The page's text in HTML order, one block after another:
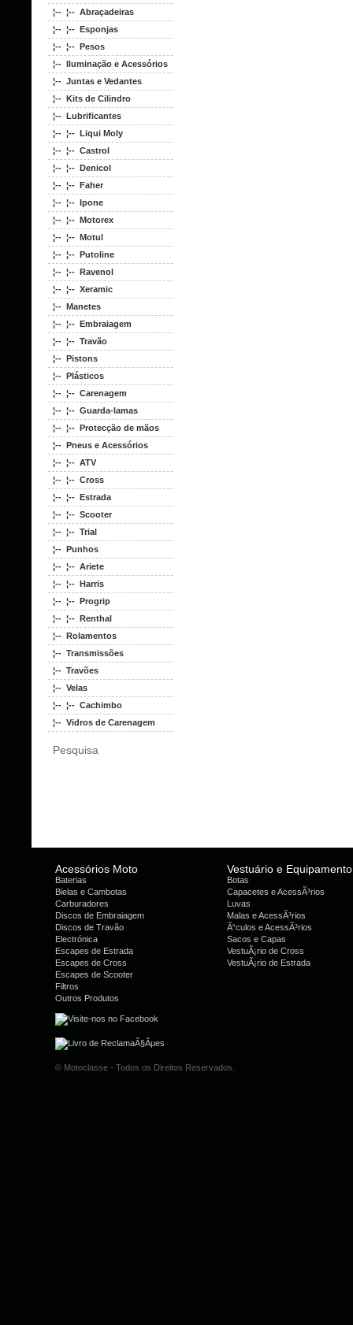
¦-- ¦-- Abraçadeiras
¦-- ¦-- Esponjas
¦-- ¦-- Pesos
¦-- Iluminação e Acessórios
¦-- Juntas e Vedantes
¦-- Kits de Cilindro
¦-- Lubrificantes
¦-- ¦-- Liqui Moly
¦-- ¦-- Castrol
¦-- ¦-- Denicol
¦-- ¦-- Faher
¦-- ¦-- Ipone
¦-- ¦-- Motorex
¦-- ¦-- Motul
¦-- ¦-- Putoline
¦-- ¦-- Ravenol
¦-- ¦-- Xeramic
¦-- Manetes
¦-- ¦-- Embraiagem
¦-- ¦-- Travão
¦-- Pistons
¦-- Plásticos
¦-- ¦-- Carenagem
¦-- ¦-- Guarda-lamas
¦-- ¦-- Protecção de mãos
¦-- Pneus e Acessórios
¦-- ¦-- ATV
¦-- ¦-- Cross
¦-- ¦-- Estrada
¦-- ¦-- Scooter
¦-- ¦-- Trial
¦-- Punhos
¦-- ¦-- Ariete
¦-- ¦-- Harris
¦-- ¦-- Progrip
¦-- ¦-- Renthal
¦-- Rolamentos
¦-- Transmissões
¦-- Travões
¦-- Velas
¦-- ¦-- Cachimbo
¦-- Vidros de Carenagem
Pesquisa
Acessórios Moto
Baterias
Bielas e Cambotas
Carburadores
Discos de Embraiagem
Discos de Travão
Electrónica
Escapes de Estrada
Escapes de Cross
Escapes de Scooter
Filtros
Outros Produtos
Vestuário e Equipamento
Botas
Capacetes e AcessÃ³rios
Luvas
Malas e AcessÃ³rios
Ã“culos e AcessÃ³rios
Sacos e Capas
VestuÃ¡rio de Cross
VestuÃ¡rio de Estrada
© Motoclasse - Todos os Direitos Reservados.